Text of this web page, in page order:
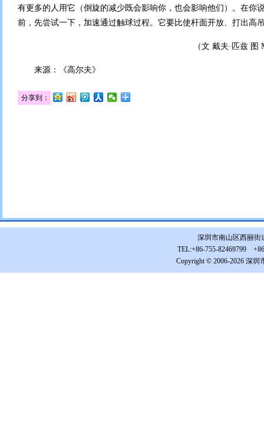
有更多的人用它（倒旋的减少既会影响你，也会影响他们）。在你
前，先尝试一下，加速通过触球过程。它要比使杆面开放、打出高
（文 戴夫·匹兹 图
来源：《高尔夫》
分享到：
深圳市南山区西丽街
TEL:+86-755-82469799
Copyright © 2006-2026 深